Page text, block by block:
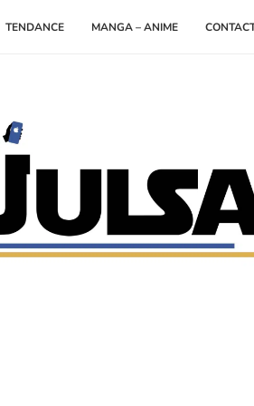
TENDANCE MANGA – ANIME